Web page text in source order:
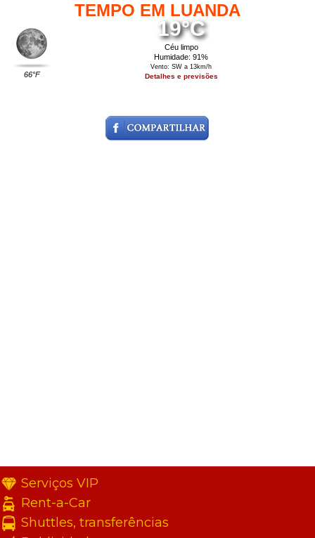
TEMPO EM LUANDA
66°F
19°C
Céu limpo
Humidade: 91%
Vento: SW a 13km/h
Detalhes e previsões
Serviços VIP
Rent-a-Car
Shuttles, transferências